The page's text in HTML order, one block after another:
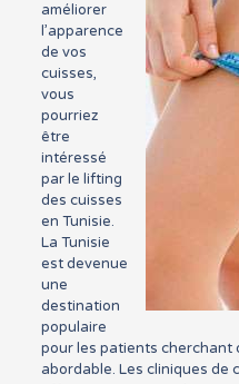
améliorer
l’apparence
de vos
cuisses,
vous
pourriez
être
intéressé
par le lifting
des cuisses
en Tunisie.
La Tunisie
est devenue
une
destination
populaire
pour les patients cherchant
abordable. Les cliniques de